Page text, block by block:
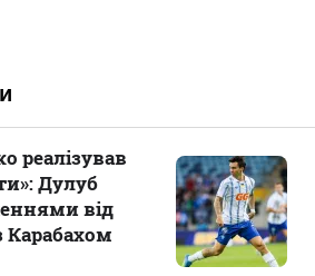
реалізував
Дулуб
від